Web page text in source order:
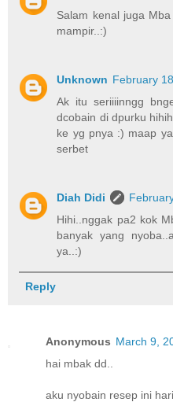
Salam kenal juga
mampir..:)
Unknown February
Ak itu seriiiinngg
dcobain di dpurku
ke yg pnya :) maap
serbet
Diah Didi
Hihi..nggak pa2 kok
banyak yang
ya..:)
Reply
Anonymous March 9,
hai mbak dd..
aku nyobain resep ini hari